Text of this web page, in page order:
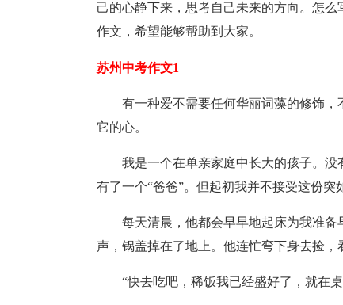
己的心静下来，思考自己未来的方向。怎
作文，希望能够帮助到大家。
苏州中考作文1
有一种爱不需要任何华丽词藻的修饰
它的心。
我是一个在单亲家庭中长大的孩子。
有了一个“爸爸”。但起初我并不接受这份突
每天清晨，他都会早早地起床为我准
声，锅盖掉在了地上。他连忙弯下身去捡，
“快去吃吧，稀饭我已经盛好了，就在